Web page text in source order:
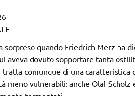
sorpreso quando Friedrich Merz ha
aveva dovuto sopportare tanta
tratta comunque di una caratteristica
meno vulnerabili: anche Olaf